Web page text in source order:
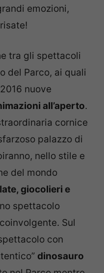
emozioni,
tra gli spettacoli
del Parco, ai quali
nuove
all’aperto.
cornice
palazzo di
nello stile e
del mondo
giocolieri e
spettacolo
Sul
con
dinosauro